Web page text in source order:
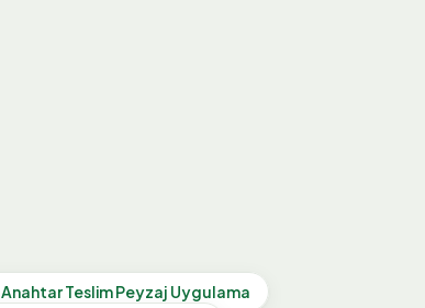
Anahtar Teslim Peyzaj Uygulama